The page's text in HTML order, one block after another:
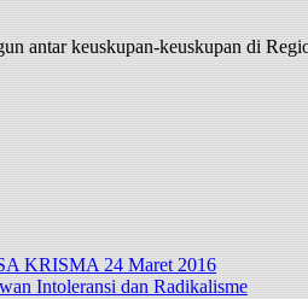
antar keuskupan-keuskupan di
KRISMA 24 Maret 2016
Intoleransi dan Radikalisme